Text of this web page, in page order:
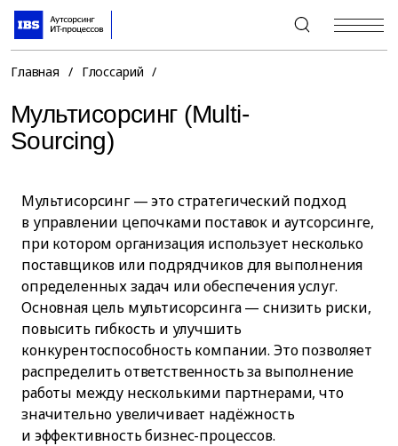
+7 (495) 967-80-80
Главная / Глоссарий /
Мультисорсинг (Multi-
Sourcing)
Мультисорсинг — это стратегический подход
в управлении цепочками поставок и аутсорсинге,
при котором организация использует несколько
поставщиков или подрядчиков для выполнения
определенных задач или обеспечения услуг.
Основная цель мультисорсинга — снизить риски,
повысить гибкость и улучшить
конкурентоспособность компании. Это позволяет
распределить ответственность за выполнение
работы между несколькими партнерами, что
значительно увеличивает надёжность
и эффективность бизнес-процессов.